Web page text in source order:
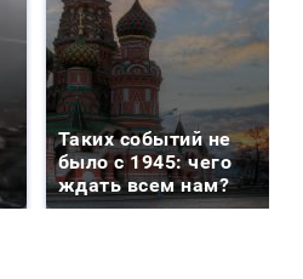
Таких событий не
было с 1945: чего
ждать всем нам?